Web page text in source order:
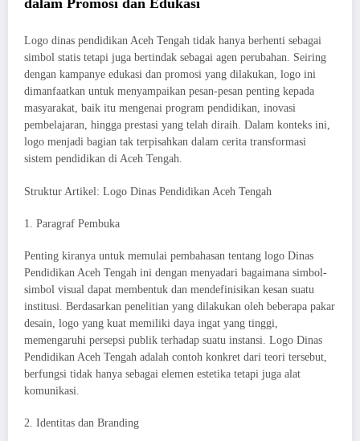
Logo dinas pendidikan Aceh Tengah tidak hanya berhenti sebagai
simbol statis tetapi juga bertindak sebagai agen perubahan. Seiring
dengan kampanye edukasi dan promosi yang dilakukan, logo ini
dimanfaatkan untuk menyampaikan pesan-pesan penting kepada
masyarakat, baik itu mengenai program pendidikan, inovasi
pembelajaran, hingga prestasi yang telah diraih. Dalam konteks ini,
logo menjadi bagian tak terpisahkan dalam cerita transformasi
sistem pendidikan di Aceh Tengah.
Struktur Artikel: Logo Dinas Pendidikan Aceh Tengah
1. Paragraf Pembuka
Penting kiranya untuk memulai pembahasan tentang logo Dinas
Pendidikan Aceh Tengah ini dengan menyadari bagaimana simbol-
simbol visual dapat membentuk dan mendefinisikan kesan suatu
institusi. Berdasarkan penelitian yang dilakukan oleh beberapa pakar
desain, logo yang kuat memiliki daya ingat yang tinggi,
memengaruhi persepsi publik terhadap suatu instansi. Logo Dinas
Pendidikan Aceh Tengah adalah contoh konkret dari teori tersebut,
berfungsi tidak hanya sebagai elemen estetika tetapi juga alat
komunikasi.
2. Identitas dan Branding